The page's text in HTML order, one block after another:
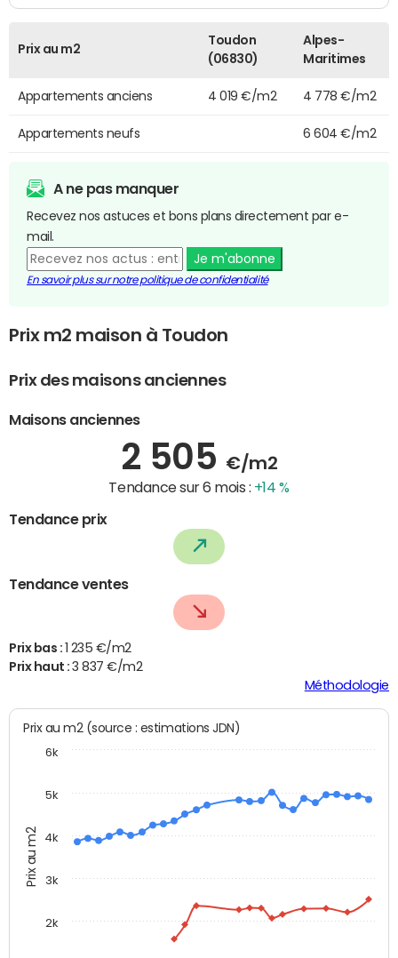
Prix au m2
Toudon
(06830)
Alpes-
Maritimes
Appartements anciens 4 019 €/m2 4 778 €/m2
Appartements neufs 6 604 €/m2
A ne pas manquer
Recevez nos astuces et bons plans directement par e-
mail.
Je m'abonne
En savoir plus sur notre politique de confidentialité
Prix m2 maison à Toudon
Prix des maisons anciennes
Maisons anciennes
2 505 €/m2
Tendance sur 6 mois : +14 %
Tendance prix
Tendance ventes
Prix bas :
1 235 €/m2
Prix haut :3 837 €/m2
Méthodologie
Prix au m2
Prix au m2 (source : estimations JDN)
2k
3k
4k
5k
6k